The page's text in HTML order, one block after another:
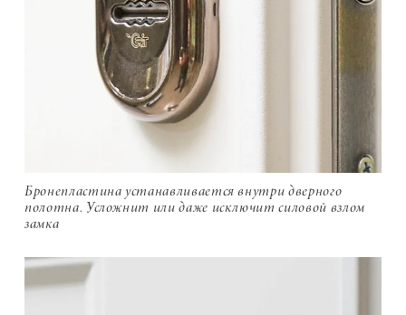
Бронепластина устанавливается внутри дверного
полотна. Усложнит или даже исключит силовой взлом
замка